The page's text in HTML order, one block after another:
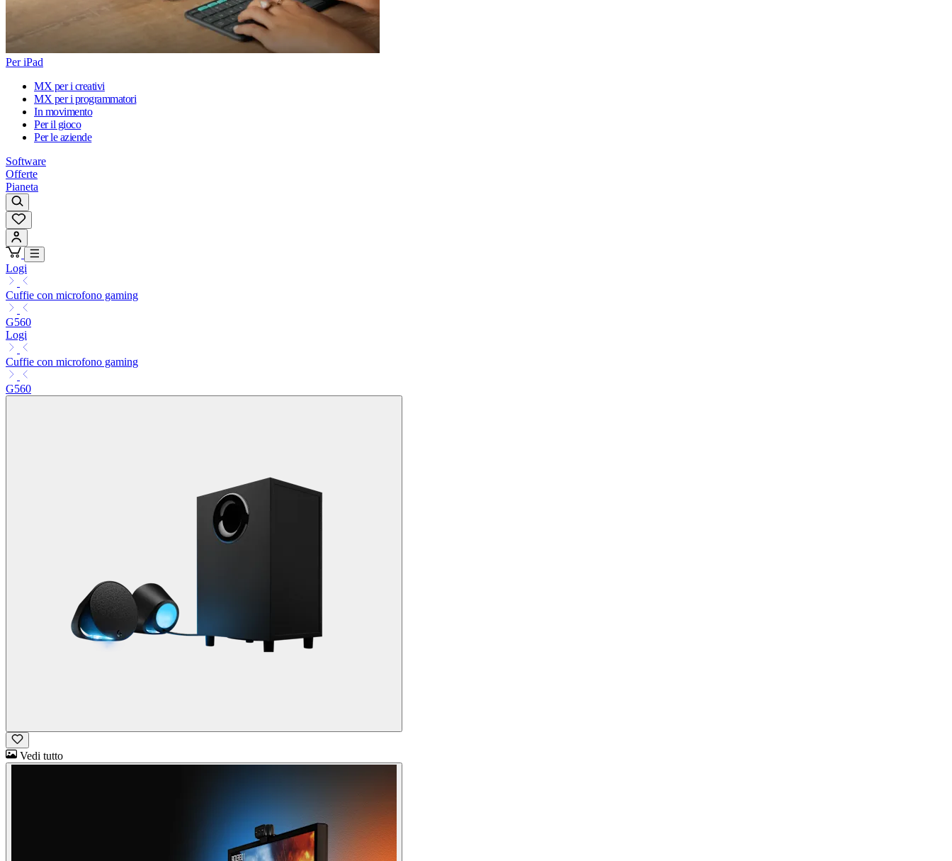
Per iPad
MX per i creativi
MX per i programmatori
In movimento
Per il gioco
Per le aziende
Software
Offerte
Pianeta
Logi
Cuffie con microfono gaming
G560
Logi
Cuffie con microfono gaming
G560
Vedi tutto